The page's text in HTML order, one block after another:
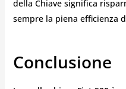
della Chiave significa
sempre la piena efficienza
Conclusione